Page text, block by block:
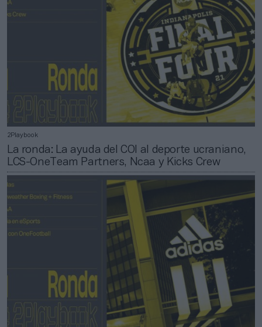
2Playbook
La ronda: La ayuda del COI al deporte ucraniano,
LCS-OneTeam Partners, Ncaa y Kicks Crew